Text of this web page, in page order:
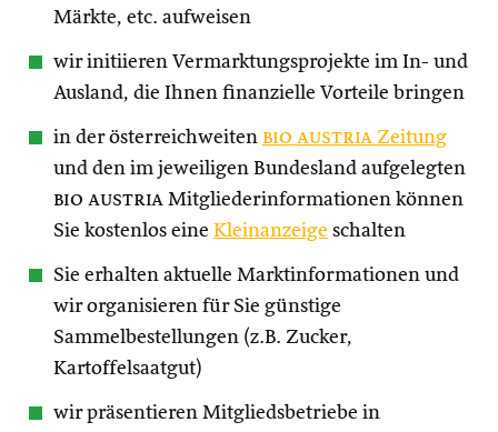
Märkte, etc. aufweisen
wir initiieren Vermarktungsprojekte im In- und
Ausland, die Ihnen finanzielle Vorteile bringen
in der österreichweiten bio austria Zeitung
und den im jeweiligen Bundesland aufgelegten
bio austria Mitgliederinformationen können
Sie kostenlos eine Kleinanzeige schalten
Sie erhalten aktuelle Marktinformationen und
wir organisieren für Sie günstige
Sammelbestellungen (z.B. Zucker,
Kartoffelsaatgut)
wir präsentieren Mitgliedsbetriebe in